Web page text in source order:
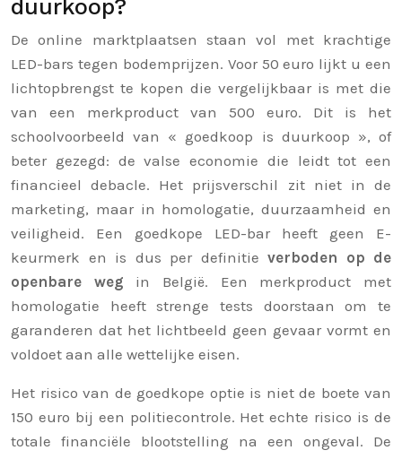
duurkoop?
De online marktplaatsen staan vol met krachtige
LED-bars tegen bodemprijzen. Voor 50 euro lijkt u een
lichtopbrengst te kopen die vergelijkbaar is met die
van een merkproduct van 500 euro. Dit is het
schoolvoorbeeld van « goedkoop is duurkoop », of
beter gezegd: de valse economie die leidt tot een
financieel debacle. Het prijsverschil zit niet in de
marketing, maar in homologatie, duurzaamheid en
veiligheid. Een goedkope LED-bar heeft geen E-
keurmerk en is dus per definitie verboden op de
openbare weg in België. Een merkproduct met
homologatie heeft strenge tests doorstaan om te
garanderen dat het lichtbeeld geen gevaar vormt en
voldoet aan alle wettelijke eisen.
Het risico van de goedkope optie is niet de boete van
150 euro bij een politiecontrole. Het echte risico is de
totale financiële blootstelling na een ongeval. De